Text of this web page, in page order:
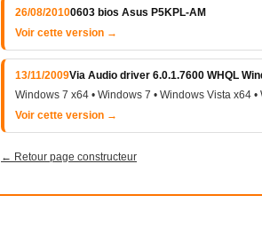
26/08/20100603 bios Asus P5KPL-AM
Voir cette version →
13/11/2009Via Audio driver 6.0.1.7600 WHQL
Windows 7 x64 • Windows 7 • Windows Vista x64
Voir cette version →
← Retour page constructeur